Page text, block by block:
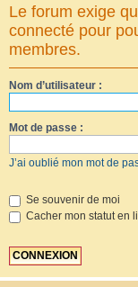
Le forum exige
connecté pour
membres.
Nom d’utilisateur :
Mot de passe :
J’ai oublié mon mot de
Se souvenir de moi
Cacher mon statut en